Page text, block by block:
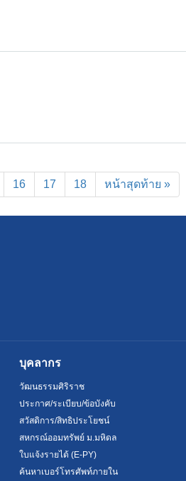
16 17 18 หน้าสุดท้าย »
บุคลากร
วัฒนธรรมศิริราช
ประกาศ/ระเบียบ/ข้อบังคับ
สวัสดิการ/สิทธิประโยชน์
สหกรณ์ออมทรัพย์ ม.มหิดล
ใบแจ้งรายได้ (E-PY)
ค้นหาเบอร์โทรศัพท์ภายใน